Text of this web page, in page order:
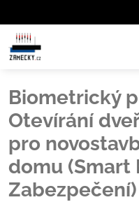
Biometrický
Otevírání
pro
domu (Smart
Zabezpečení)